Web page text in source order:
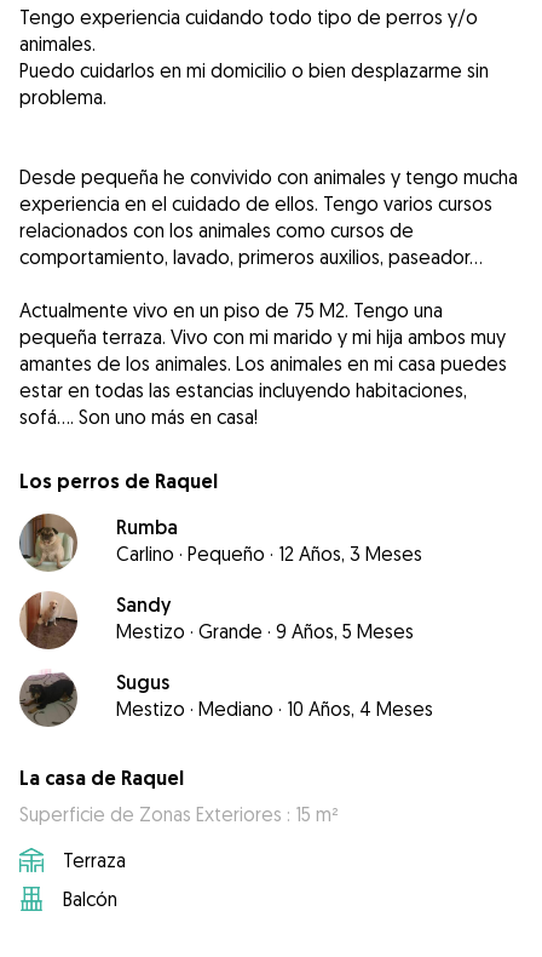
Tengo experiencia cuidando todo tipo de perros y/o
animales.
Puedo cuidarlos en mi domicilio o bien desplazarme sin
problema.
Desde pequeña he convivido con animales y tengo mucha
experiencia en el cuidado de ellos. Tengo varios cursos
relacionados con los animales como cursos de
comportamiento, lavado, primeros auxilios, paseador...
Actualmente vivo en un piso de 75 M2. Tengo una
pequeña terraza. Vivo con mi marido y mi hija ambos muy
amantes de los animales. Los animales en mi casa puedes
estar en todas las estancias incluyendo habitaciones,
sofá.... Son uno más en casa!
Los perros de Raquel
Rumba
Carlino · Pequeño · 12 Años, 3 Meses
Sandy
Mestizo · Grande · 9 Años, 5 Meses
Sugus
Mestizo · Mediano · 10 Años, 4 Meses
La casa de Raquel
Superficie de Zonas Exteriores : 15 m²
Terraza
Balcón